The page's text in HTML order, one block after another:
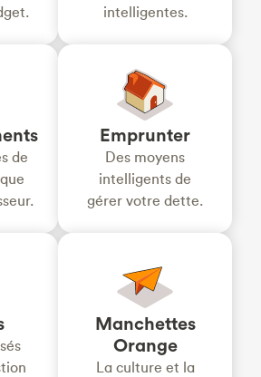
intelligentes.
de
Emprunter
Des moyens
intelligents de
gérer votre dette.
Manchettes
Orange
La culture et la